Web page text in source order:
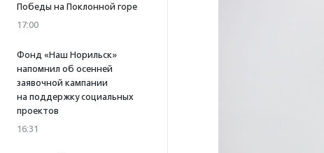
Победы на Поклонной горе
17:00
Фонд «Наш Норильск»
напомнил об осенней
заявочной кампании
на поддержку социальных
проектов
16:31